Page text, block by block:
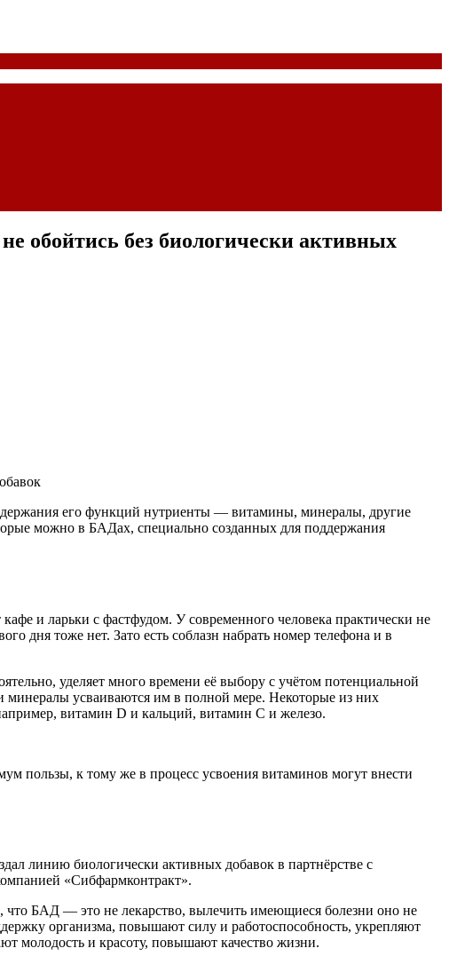
обойтись без биологически активных
его функций нутриенты — витамины, минералы, другие
можно в БАДах, специально созданных для поддержания
и ларьки с фастфудом. У современного человека практически не
дня тоже нет. Зато есть соблазн набрать номер телефона и в
уделяет много времени её выбору с учётом потенциальной
минералы усваиваются им в полной мере. Некоторые из них
витамин D и кальций, витамин С и железо.
пользы, к тому же в процесс усвоения витаминов могут внести
линию биологически активных добавок в партнёрстве с
«Сибфармконтракт».
что БАД — это не лекарство, вылечить имеющиеся болезни оно не
организма, повышают силу и работоспособность, укрепляют
молодость и красоту, повышают качество жизни.